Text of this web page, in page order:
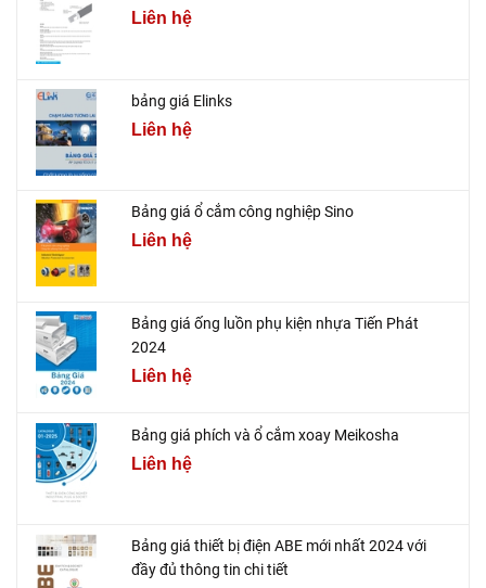
Liên hệ
bảng giá Elinks
Liên hệ
Bảng giá ổ cắm công nghiệp Sino
Liên hệ
Bảng giá ống luồn phụ kiện nhựa Tiến Phát
2024
Liên hệ
Bảng giá phích và ổ cắm xoay Meikosha
Liên hệ
Bảng giá thiết bị điện ABE mới nhất 2024 với
đầy đủ thông tin chi tiết